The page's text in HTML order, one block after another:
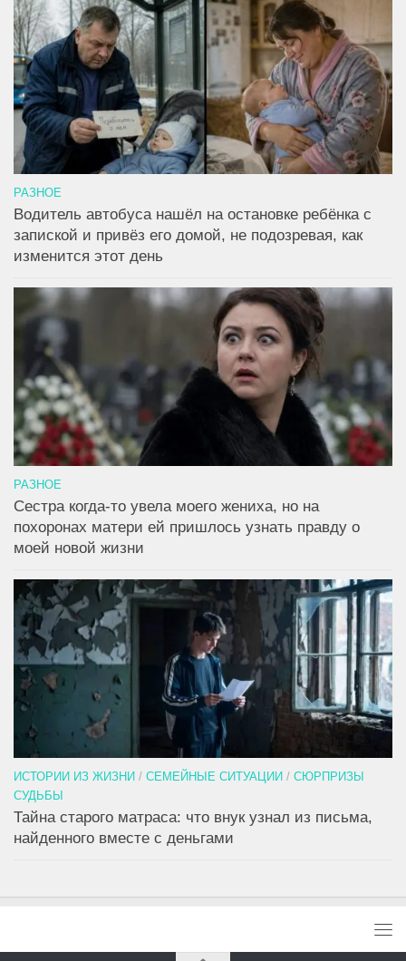
РАЗНОЕ
Водитель автобуса нашёл на остановке ребёнка с
запиской и привёз его домой, не подозревая, как
изменится этот день
РАЗНОЕ
Сестра когда-то увела моего жениха, но на
похоронах матери ей пришлось узнать правду о
моей новой жизни
ИСТОРИИ ИЗ ЖИЗНИ / СЕМЕЙНЫЕ СИТУАЦИИ / СЮРПРИЗЫ
СУДЬБЫ
Тайна старого матраса: что внук узнал из письма,
найденного вместе с деньгами